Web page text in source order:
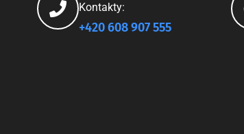
Kontakty:
+420 608 907 555